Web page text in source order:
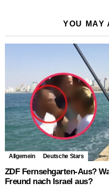
YOU MAY
Allgemein Deutsche Stars
ZDF Fernsehgarten-Aus?
Freund nach Israel aus?